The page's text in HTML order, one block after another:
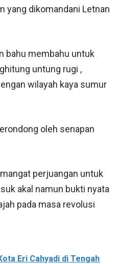
yang dikomandani Letnan
bahu membahu untuk
untung rugi ,
wilayah kaya sumur
oleh senapan
perjuangan untuk
akal namun bukti nyata
pada masa revolusi
Eri Cahyadi di Tengah